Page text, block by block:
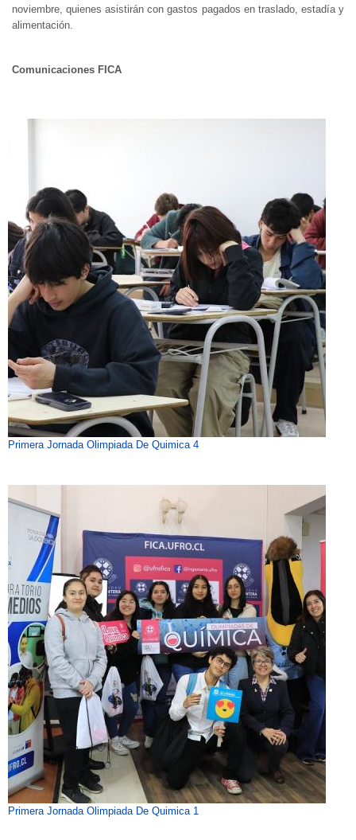
noviembre, quienes asistirán con gastos pagados en traslado, estadía y
alimentación.
Comunicaciones FICA
Primera Jornada Olimpiada De Quimica 4
Primera Jornada Olimpiada De Quimica 1